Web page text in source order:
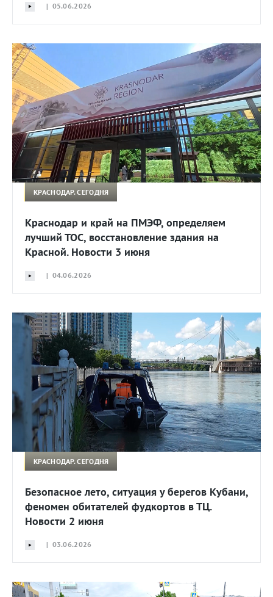
| 05.06.2026
КРАСНОДАР. СЕГОДНЯ
Краснодар и край на ПМЭФ, определяем
лучший ТОС, восстановление здания на
Красной. Новости 3 июня
| 04.06.2026
КРАСНОДАР. СЕГОДНЯ
Безопасное лето, ситуация у берегов Кубани,
феномен обитателей фудкортов в ТЦ.
Новости 2 июня
| 03.06.2026